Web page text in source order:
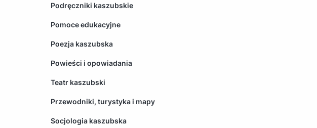
Podręczniki kaszubskie
Pomoce edukacyjne
Poezja kaszubska
Powieści i opowiadania
Teatr kaszubski
Przewodniki, turystyka i mapy
Socjologia kaszubska